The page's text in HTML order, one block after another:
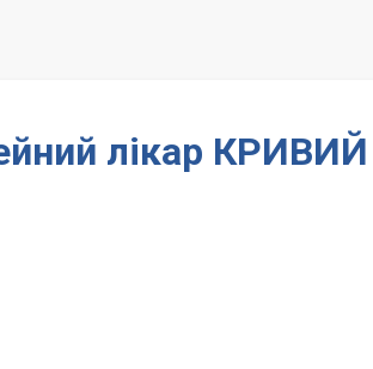
лікар КРИВИЙ